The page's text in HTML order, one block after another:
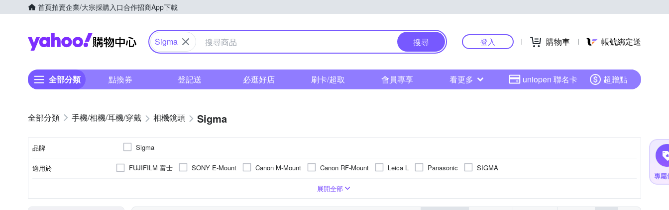
首頁拍賣企業/大宗採購入口合作招商App下載
Yahoo購物中心
Sigma 搜尋 登入 購物車 帳號綁定送
全部分類 點換券 登記送 必逛好店 刷卡/超取 會員專享 看更多 uniopen 聯名卡 超贈點
手機/相機/耳機/穿戴 相機鏡頭 Sigma
品牌 Sigma
適用於 FUJIFILM 富士 SONY E-Mount Canon M-Mount Canon RF-Mount Leica L Panasonic SIGMA
展開全部